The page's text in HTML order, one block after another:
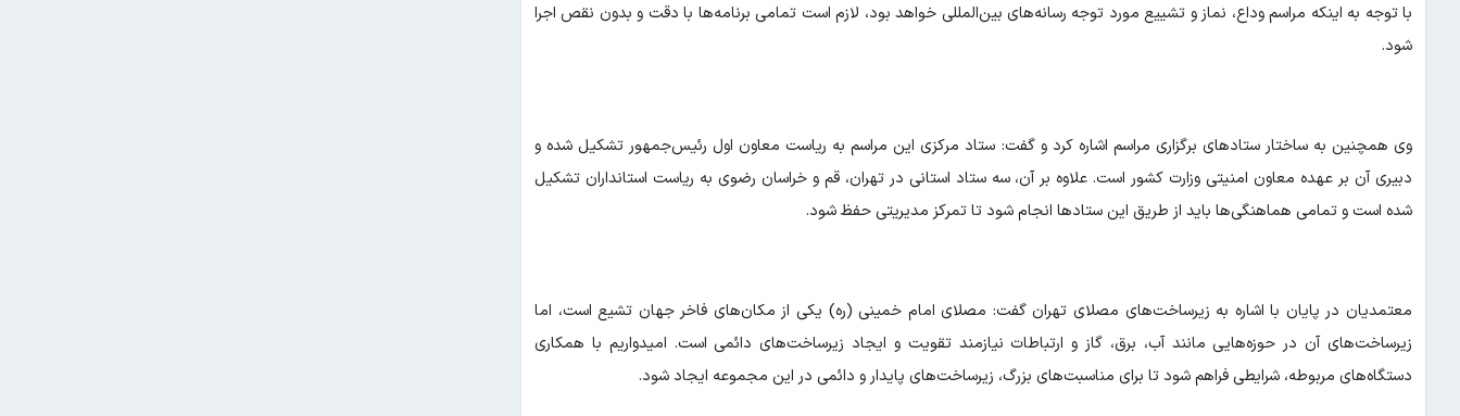
با توجه به اینکه مراسم وداع، نماز و تشییع مورد توجه رسانه‌های بین‌المللی خواهد بود، لازم است تمامی برنامه‌ها با دقت و بدون نقص اجرا
شود.
وی همچنین به ساختار ستادهای برگزاری مراسم اشاره کرد و گفت: ستاد مرکزی این مراسم به ریاست معاون اول رئیس‌جمهور تشکیل شده و
دبیری آن بر عهده معاون امنیتی وزارت کشور است. علاوه بر آن، سه ستاد استانی در تهران، قم و خراسان رضوی به ریاست استانداران تشکیل
شده است و تمامی هماهنگی‌ها باید از طریق این ستادها انجام شود تا تمرکز مدیریتی حفظ شود.
معتمدیان در پایان با اشاره به زیرساخت‌های مصلای تهران گفت: مصلای امام خمینی (ره) یکی از مکان‌های فاخر جهان تشیع است، اما
زیرساخت‌های آن در حوزه‌هایی مانند آب، برق، گاز و ارتباطات نیازمند تقویت و ایجاد زیرساخت‌های دائمی است. امیدواریم با همکاری
دستگاه‌های مربوطه، شرایطی فراهم شود تا برای مناسبت‌های بزرگ، زیرساخت‌های پایدار و دائمی در این مجموعه ایجاد شود.